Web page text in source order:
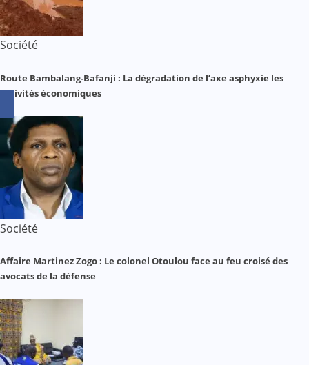
Société
Route Bambalang-Bafanji : La dégradation de l’axe asphyxie les
activités économiques
Société
Affaire Martinez Zogo : Le colonel Otoulou face au feu croisé des
avocats de la défense